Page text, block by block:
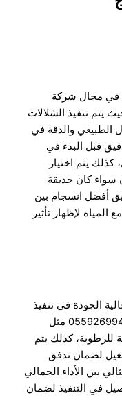
في مجال شركة
0559269946 حيث يتم تنفيذ الشلالات
الطبيعي والدقة في
قبل البدء في
يتم اختيار
كان حديقة
أفضل انسجام بين
لإظهار تأثير
الجودة في تنفيذ
مشاريع شركة تصميم شلالات بالخرج 0559269946 مثل
للرطوبة، كذلك يتم
لضمان تدفق
بين الأداء الجمالي
في التنفيذ لضمان